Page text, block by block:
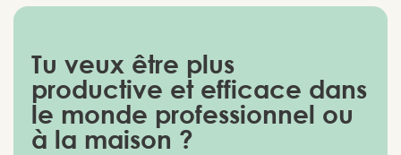
Tu veux être plus
productive et efficace dans
le monde professionnel ou
à la maison ?